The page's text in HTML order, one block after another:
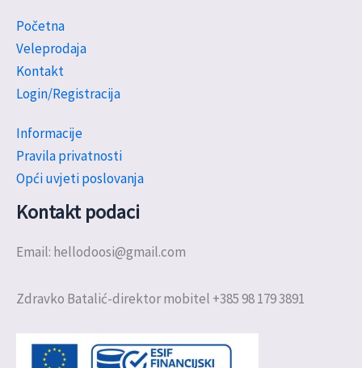
Početna
Veleprodaja
Kontakt
Login/Registracija
Informacije
Pravila privatnosti
Opći uvjeti poslovanja
Kontakt podaci
Email: hellodoosi@gmail.com
Zdravko Batalić-direktor mobitel +385 98 179 3891